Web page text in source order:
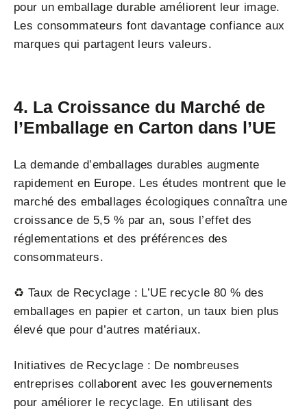
pour un emballage durable améliorent leur image.
Les consommateurs font davantage confiance aux
marques qui partagent leurs valeurs.
4. La Croissance du Marché de
l’Emballage en Carton dans l’UE
La demande d’emballages durables augmente
rapidement en Europe. Les études montrent que le
marché des emballages écologiques connaîtra une
croissance de 5,5 % par an, sous l’effet des
réglementations et des préférences des
consommateurs.
♻️ Taux de Recyclage : L’UE recycle 80 % des
emballages en papier et carton, un taux bien plus
élevé que pour d’autres matériaux.
Initiatives de Recyclage : De nombreuses
entreprises collaborent avec les gouvernements
pour améliorer le recyclage. En utilisant des